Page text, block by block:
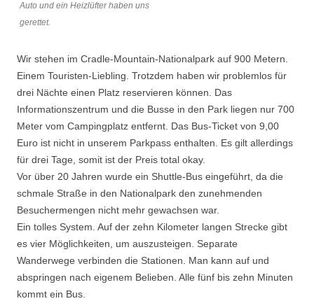
Auto und ein Heizlüfter haben uns
gerettet.
Wir stehen im Cradle-Mountain-Nationalpark auf 900 Metern.
Einem Touristen-Liebling. Trotzdem haben wir problemlos für
drei Nächte einen Platz reservieren können. Das
Informationszentrum und die Busse in den Park liegen nur 700
Meter vom Campingplatz entfernt. Das Bus-Ticket von 9,00
Euro ist nicht in unserem Parkpass enthalten. Es gilt allerdings
für drei Tage, somit ist der Preis total okay.
Vor über 20 Jahren wurde ein Shuttle-Bus eingeführt, da die
schmale Straße in den Nationalpark den zunehmenden
Besuchermengen nicht mehr gewachsen war.
Ein tolles System. Auf der zehn Kilometer langen Strecke gibt
es vier Möglichkeiten, um auszusteigen. Separate
Wanderwege verbinden die Stationen. Man kann auf und
abspringen nach eigenem Belieben. Alle fünf bis zehn Minuten
kommt ein Bus.